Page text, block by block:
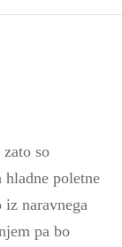
so
poletne
naravnega
pa bo